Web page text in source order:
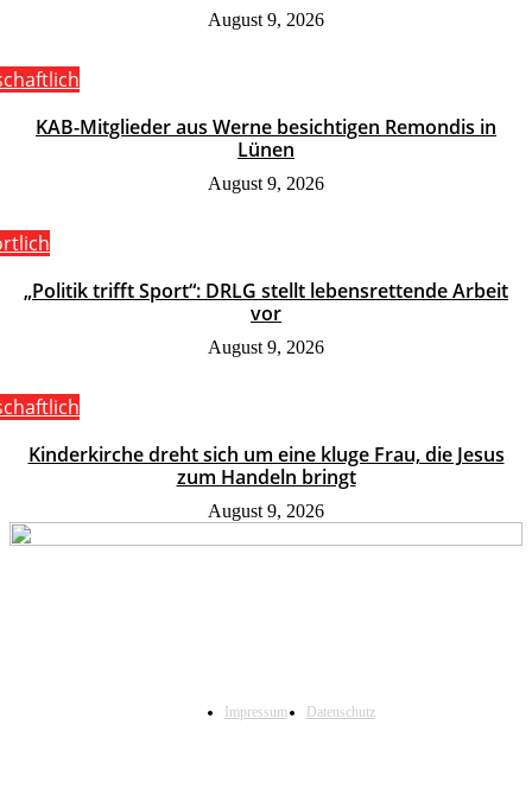
August 9, 2026
KAB-Mitglieder aus Werne besichtigen Remondis in
Lünen
August 9, 2026
„Politik trifft Sport“: DRLG stellt lebensrettende Arbeit
vor
August 9, 2026
Kinderkirche dreht sich um eine kluge Frau, die Jesus
zum Handeln bringt
August 9, 2026
Impressum Datenschutz